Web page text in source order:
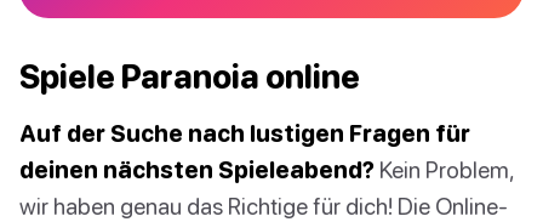
Spiele Paranoia online
Auf der Suche nach lustigen Fragen für
deinen nächsten Spieleabend? Kein Problem,
wir haben genau das Richtige für dich! Die Online-